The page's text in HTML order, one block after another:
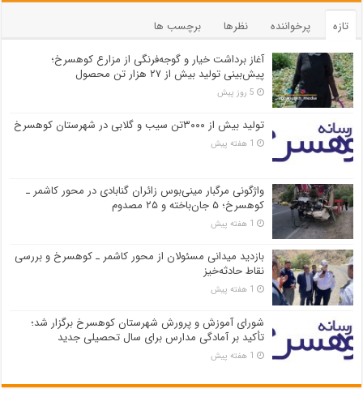
تازه پرخواننده نظرها
برچسب ها
آغاز برداشت خیار و گوجه‌فرنگی از مزارع کوهسرخ؛
پیش‌بینی تولید بیش از ۲۷ هزار تن محصول
5 روز پیش
تولید بیش از ۳۰۰۰تن سیب و گلابی در شهرستان کوهسرخ
1 هفته پیش
واژگونی مرگبار مینی‌بوس زائران گنابادی در محور کاشمر ـ
کوهسرخ؛ ۵ جان‌باخته و ۲۵ مصدوم
1 هفته پیش
بازدید میدانی مسئولان از محور کاشمر ـ کوهسرخ و بررسی
نقاط حادثه‌خیز
1 هفته پیش
شورای آموزش و پرورش شهرستان کوهسرخ برگزار شد؛
تأکید بر آمادگی مدارس برای سال تحصیلی جدید
1 هفته پیش